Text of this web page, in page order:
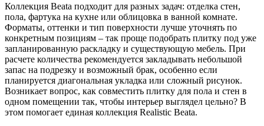
Коллекция Beata подходит для разных задач: отделка стен,
пола, фартука на кухне или облицовка в ванной комнате.
Форматы, оттенки и тип поверхности лучше уточнять по
конкретным позициям – так проще подобрать плитку под уже
запланированную раскладку и существующую мебель. При
расчете количества рекомендуется закладывать небольшой
запас на подрезку и возможный брак, особенно если
планируется диагональная укладка или сложный рисунок.
Возникает вопрос, как совместить плитку для пола и стен в
одном помещении так, чтобы интерьер выглядел цельно? В
этом помогает единая коллекция Realistic Beata.